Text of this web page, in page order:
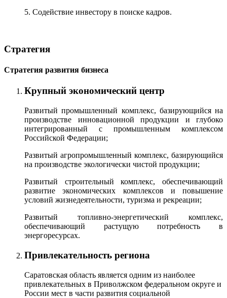
5. Содействие инвестору в поиске кадров.
Стратегия
Стратегия развития бизнеса
Крупный экономический центр
Развитый промышленный комплекс, базирующийся на
производстве инновационной продукции и глубоко
интегрированный с промышленным комплексом
Российской Федерации;
Развитый агропромышленный комплекс, базирующийся
на производстве экологически чистой продукции;
Развитый строительный комплекс, обеспечивающий
развитие экономических комплексов и повышение
условий жизнедеятельности, туризма и рекреации;
Развитый топливно-энергетический комплекс,
обеспечивающий растущую потребность в
энергоресурсах.
Привлекательность региона
Саратовская область является одним из наиболее
привлекательных в Приволжском федеральном округе и
России мест в части развития социальной